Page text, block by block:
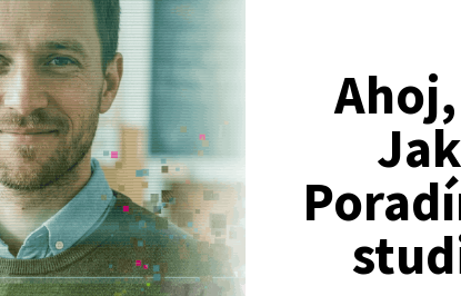
Evropské unie.
ČR) a praktickou část, kde je rozebrán skutečný
části jejich charakteristiky od vlastnických souvislostí
ani na zhodnocení kladů a záporů.